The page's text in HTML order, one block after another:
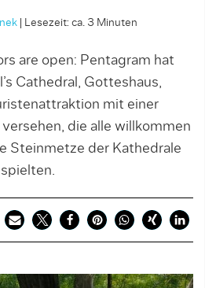
Lesezeit: ca. 3 Minuten
are open: Pentagram hat
Cathedral, Gotteshaus,
mit einer
die alle willkommen
Steinmetze der Kathedrale